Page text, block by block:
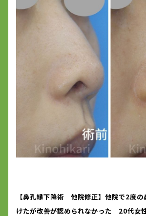
【鼻孔縁下降術 他院修正】他院で2度の
けたが改善が認められなかった 20代女